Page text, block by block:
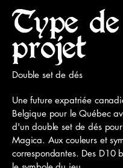
Type de
projet
Double set de dés
Une future expatriée
Belgique pour le Québec
d'un double set de dés
Magica. Aux couleurs et
correspondantes. Des D10